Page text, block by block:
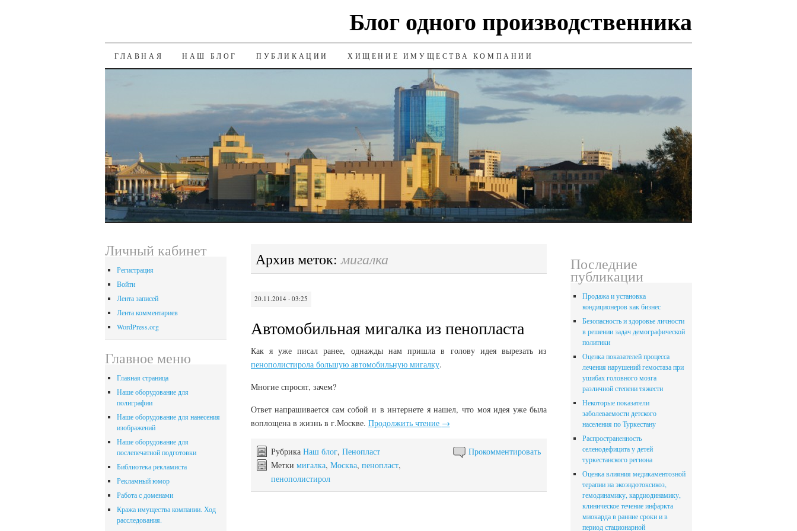
Блог одного производственника
SKIP
ГЛАВНАЯ НАШ БЛОГ ПУБЛИКАЦИИ ХИЩЕНИЕ ИМУЩЕСТВА КОМПАНИИ
Архив меток:мигалка
20.11.2014 · 03:25
Автомобильная мигалка из пенопласта
Как я уже писал ранее, однажды нам пришла в голову идея вырезать из
пенополистирола большую автомобильную мигалку.
Многие спросят, зачем?
Ответ напрашивается сам собой и в интернете я нашел, что моя идея уже была
воплощена в жизнь в г.Москве. Продолжить чтение →
Прокомментировать
Рубрика Наш блог, Пенопласт
Метки мигалка, Москва, пенопласт,
пенополистирол
Личный кабинет
Регистрация
Войти
Лента записей
Лента комментариев
WordPress.org
Главное меню
Главная страница
Наше оборудование для
полиграфии
Наше оборудование для нанесения
изображений
Наше оборудование для
послепечатной подготовки
Библиотека рекламиста
Рекламный юмор
Работа с доменами
Кража имущества компании. Ход
расследования.
Последние
публикации
Продажа и установка
кондиционеров как бизнес
Безопасность и здоровье личности
в решении задач демографической
политики
Оценка показателей процесса
лечения нарушений гемостаза при
ушибах головного мозга
различной степени тяжести
Некоторые показатели
заболеваемости детского
населения по Туркестану
Распространенность
селенодефицита у детей
туркестанского региона
Оценка влияния медикаментозной
терапии на экоэндотоксикоз,
гемодинамику, кардиодинамику,
клиническое течение инфаркта
миокарда в ранние сроки и в
период стационарной